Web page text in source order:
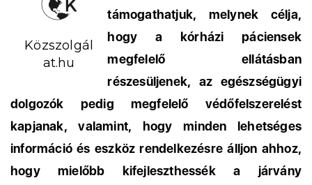
Közszolgál
at.hu
támogathatjuk, melynek célja,
hogy a kórházi páciensek
megfelelő ellátásban
részesüljenek, az egészségügyi
dolgozók pedig megfelelő védőfelszerelést
kapjanak, valamint, hogy minden lehetséges
információ és eszköz rendelkezésre álljon ahhoz,
hogy mielőbb kifejleszthessék a járvány